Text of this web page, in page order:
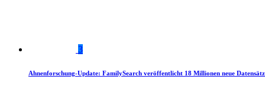
3
Ahnenforschung-Update: FamilySearch veröffentlicht 18 Millionen neue